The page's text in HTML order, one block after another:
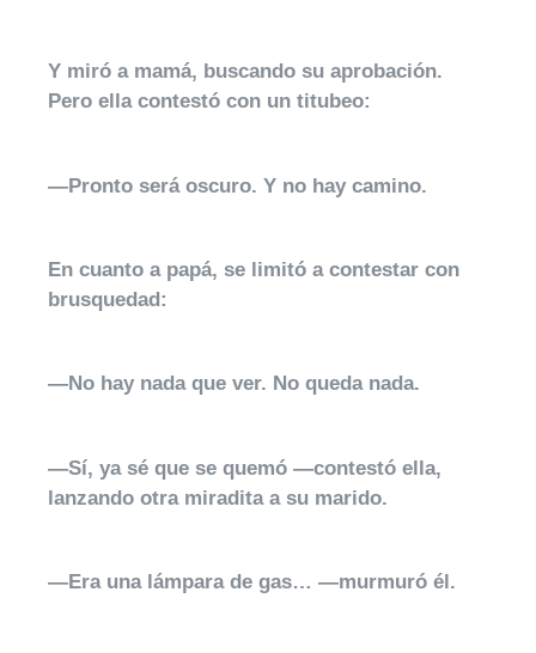
Y miró a mamá, buscando su aprobación.
Pero ella contestó con un titubeo:
—Pronto será oscuro. Y no hay camino.
En cuanto a papá, se limitó a contestar con
brusquedad:
—No hay nada que ver. No queda nada.
—Sí, ya sé que se quemó —contestó ella,
lanzando otra miradita a su marido.
—Era una lámpara de gas… —murmuró él.